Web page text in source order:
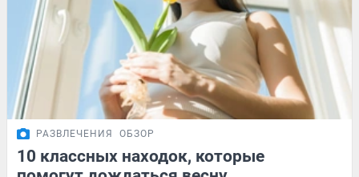
РАЗВЛЕЧЕНИЯ ОБЗОР
10 классных находок, которые